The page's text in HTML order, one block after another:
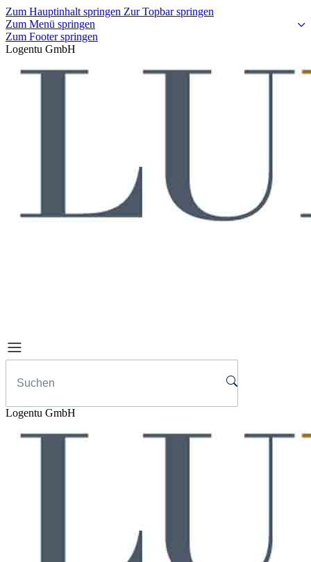
Zum Hauptinhalt springen Zur Topbar springen
Zum Menü springen
Zum Footer springen
Logentu GmbH
Logentu GmbH